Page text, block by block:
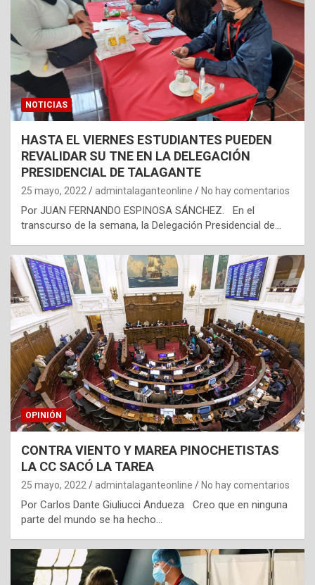
NOTICIAS
HASTA EL VIERNES ESTUDIANTES PUEDEN
REVALIDAR SU TNE EN LA DELEGACIÓN
PRESIDENCIAL DE TALAGANTE
25 mayo, 2022 admintalaganteonline No hay comentarios
Por JUAN FERNANDO ESPINOSA SÁNCHEZ. En el
transcurso de la semana, la Delegación Presidencial de…
OPINIÓN
CONTRA VIENTO Y MAREA PINOCHETISTAS
LA CC SACÓ LA TAREA
25 mayo, 2022 admintalaganteonline No hay comentarios
Por Carlos Dante Giuliucci Andueza Creo que en ninguna
parte del mundo se ha hecho…